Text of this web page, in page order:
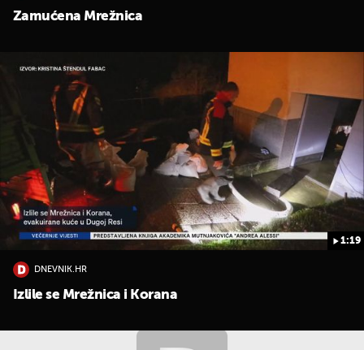
Zamućena Mrežnica
1:19
DNEVNIK.HR
Izlile se Mrežnica i Korana
UKLJUČITE NOTIFIKACIJE